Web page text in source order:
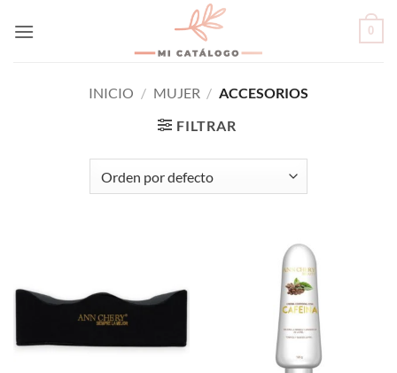
0
INICIO / MUJER / ACCESORIOS
FILTRAR